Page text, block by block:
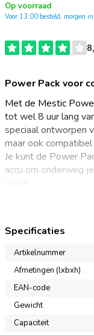
Op voorraad
Voor 13:00 besteld, morgen
Power Pack voor
Met de Mestic
tot wel 8 uur lang
speciaal ontworpen
maar ook
Je kunt de Power
accu om onderweg
Ben je onderweg,
afhankelijk van
klik je de Power
koelbox of andere
met een helder
Specificaties
Artikelnummer
Afmetingen (lxbxh)
EAN-code
Gewicht
Capaciteit